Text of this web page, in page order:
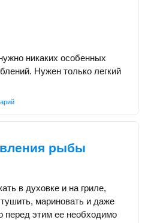
никаких особенных
Нужен только легкий
рыбы
в духовке и на гриле,
тушить, мариновать и даже
перед этим ее необходимо